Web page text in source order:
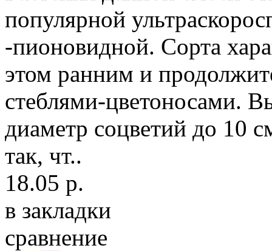
популярной
-пионовидной. Сорта
этом ранним и
стеблями-цветоносами.
диаметр соцветий до 10
так, чт..
18.05 р.
в закладки
сравнение